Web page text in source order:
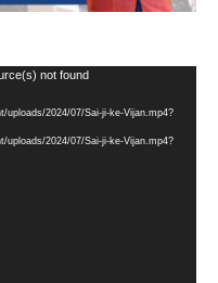
not found
2024/07/Sai-ji-ke-Vijan.mp4?
2024/07/Sai-ji-ke-Vijan.mp4?